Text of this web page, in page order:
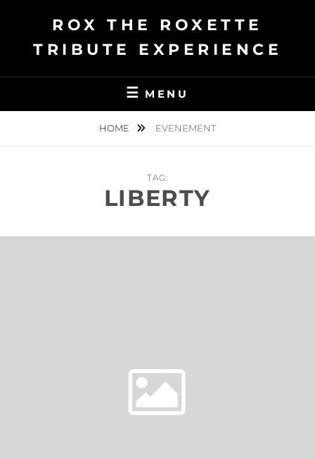
ROX THE ROXETTE
TRIBUTE EXPERIENCE
MENU
HOME EVENEMENT
TAG:
LIBERTY